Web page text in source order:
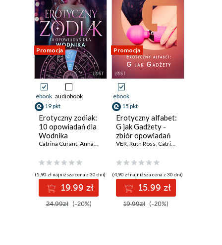
Promocja
ebook audiobook
19 pkt
Erotyczny zodiak:
10 opowiadań dla
Wodnika
Catrina Curant, Annah Viki M. ,SheWolf,Camille Bech
(5,90 zł najniższa cena z 30 dni)
19.99 zł
24.99zł (-20%)
Promocja
ebook
15 pkt
Erotyczny alfabet:
G jak Gadżety -
zbiór opowiadań
VER, Ruth Ross, Catrina Curant
(4,90 zł najniższa cena z 30 dni)
15.99 zł
19.99zł (-20%)